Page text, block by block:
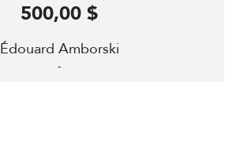
Édouard Amborski
-
500,00 $